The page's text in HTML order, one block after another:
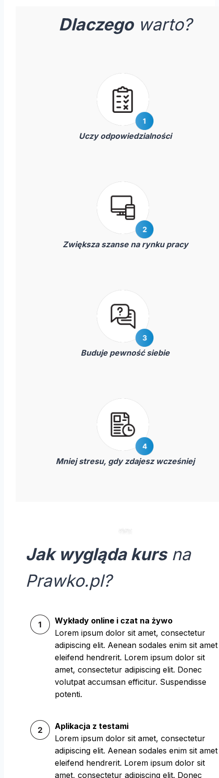
Dlaczegowarto?
Uczy odpowiedzialności
Zwiększa szanse na rynku pracy
Buduje pewność siebie
Mniej stresu, gdy zdajesz wcześniej
Jak wygląda kursna
Prawko.pl?
Wykłady online i czat na żywo
Lorem ipsum dolor sit amet, consectetur
adipiscing elit. Aenean sodales enim sit amet
eleifend hendrerit. Lorem ipsum dolor sit
amet, consectetur adipiscing elit. Donec
volutpat accumsan efficitur. Suspendisse
potenti.
Aplikacja z testami
Lorem ipsum dolor sit amet, consectetur
adipiscing elit. Aenean sodales enim sit amet
eleifend hendrerit. Lorem ipsum dolor sit
amet, consectetur adipiscing elit. Donec